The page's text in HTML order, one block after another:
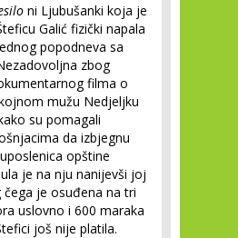
ni Ljubušanki koja je
Galić fizički napala
popodneva sa
zbog
filma o
mužu Nedjeljku
su pomagali
da izbjegnu
opštine
je na nju nanijevši joj
je osuđena na tri
uslovno i 600 maraka
još nije platila.